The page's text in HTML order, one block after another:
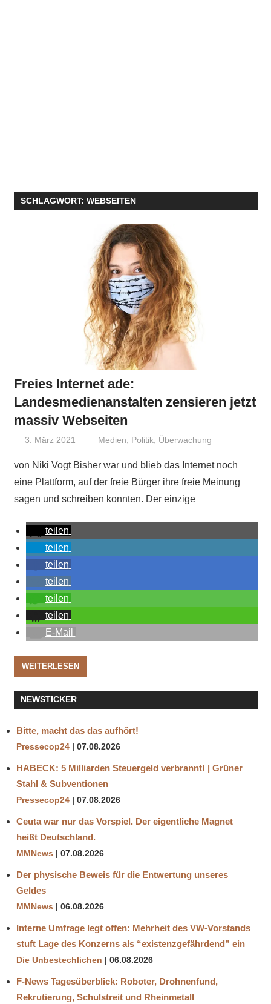
SCHLAGWORT: WEBSEITEN
Freies Internet ade:
Landesmedienanstalten zensieren jetzt
massiv Webseiten
3. März 2021 Niki Vogt
Medien, Politik, Überwachung
von Niki Vogt Bisher war und blieb das Internet noch
eine Plattform, auf der freie Bürger ihre freie Meinung
sagen und schreiben konnten. Der einzige
teilen
teilen
teilen
teilen
teilen
teilen
E-Mail
WEITERLESEN
NEWSTICKER
Bitte, macht das das aufhört!
Pressecop24 07.08.2026
HABECK: 5 Milliarden Steuergeld verbrannt! | Grüner
Stahl & Subventionen
Pressecop24 07.08.2026
Ceuta war nur das Vorspiel. Der eigentliche Magnet
heißt Deutschland.
MMNews 07.08.2026
Der physische Beweis für die Entwertung unseres
Geldes
MMNews 06.08.2026
Interne Umfrage legt offen: Mehrheit des VW-Vorstands
stuft Lage des Konzerns als “existenzgefährdend” ein
Die Unbestechlichen 06.08.2026
F-News Tagesüberblick: Roboter, Drohnenfund,
Rekrutierung, Schulstreit und Rheinmetall